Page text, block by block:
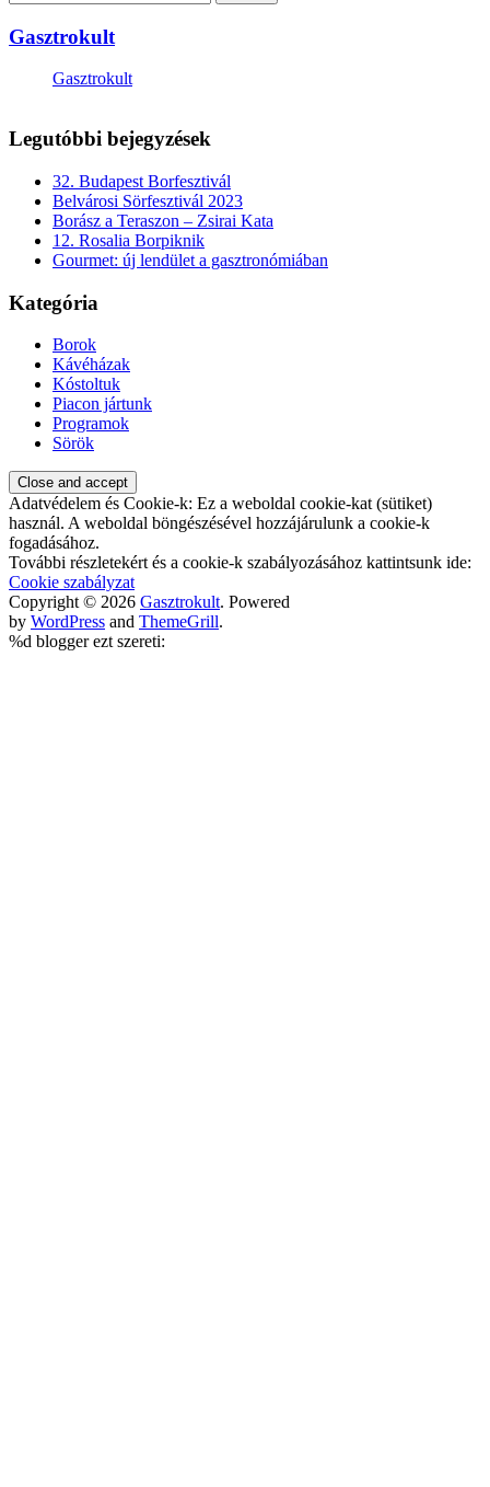
Gasztrokult
Gasztrokult
Legutóbbi bejegyzések
32. Budapest Borfesztivál
Belvárosi Sörfesztivál 2023
Borász a Teraszon – Zsirai Kata
12. Rosalia Borpiknik
Gourmet: új lendület a gasztronómiában
Kategória
Borok
Kávéházak
Kóstoltuk
Piacon jártunk
Programok
Sörök
Adatvédelem és Cookie-k: Ez a weboldal cookie-kat (sütiket)
használ. A weboldal böngészésével hozzájárulunk a cookie-k
fogadásához.
További részletekért és a cookie-k szabályozásához kattintsunk ide:
Cookie szabályzat
Copyright © 2026 Gasztrokult. Powered
by WordPress and ThemeGrill.
%d blogger ezt szereti: